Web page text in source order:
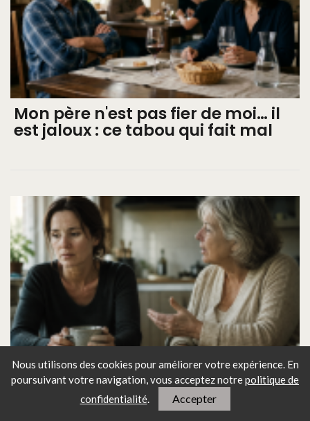
Nous utilisons des cookies pour améliorer votre expérience. En
poursuivant votre navigation, vous acceptez notrepolitique de
confidentialité. Accepter
Mon père n'est pas fier de moi… il
est jaloux : ce tabou qui fait mal
Ma mère me juge encore… et j'ai 45
ans : ce lien qui ne guérit pas